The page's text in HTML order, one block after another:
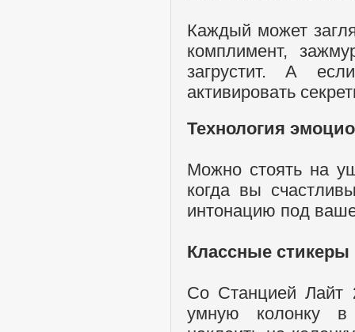
Каждый может
комплимент,
загрустит. А
активировать
Технология
Можно стоять на
когда вы
интонацию под
Классные стикеры
Со Станцией Лайт
умную колонку в